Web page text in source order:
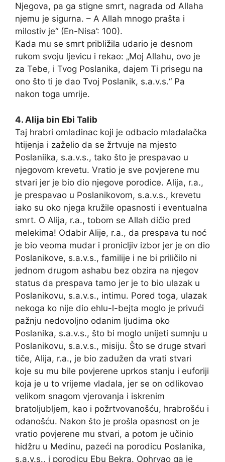
Njegova, pa ga stigne smrt, nagrada od Allaha
njemu je sigurna. – A Allah mnogo prašta i
milostiv je“ (En-Nisa’: 100).
Kada mu se smrt približila udario je desnom
rukom svoju ljevicu i rekao: „Moj Allahu, ovo je
za Tebe, i Tvog Poslanika, dajem Ti prisegu na
ono što ti je dao Tvoj Poslanik, s.a.v.s.“ Pa
nakon toga umrije.
4. Alija bin Ebi Talib
Taj hrabri omladinac koji je odbacio mladalačka
htijenja i zaželio da se žrtvuje na mjesto
Poslaniika, s.a.v.s., tako što je prespavao u
njegovom krevetu. Vratio je sve povjerene mu
stvari jer je bio dio njegove porodice. Alija, r.a.,
je prespavao u Poslanikovom, s.a.v.s., krevetu
iako su oko njega kružile opasnosti i eventualna
smrt. O Alija, r.a., tobom se Allah dičio pred
melekima! Odabir Alije, r.a., da prespava tu noć
je bio veoma mudar i pronicljiv izbor jer je on dio
Poslanikove, s.a.v.s., familije i ne bi priličilo ni
jednom drugom ashabu bez obzira na njegov
status da prespava tamo jer je to bio ulazak u
Poslanikovu, s.a.v.s., intimu. Pored toga, ulazak
nekoga ko nije dio ehlu-l-bejta moglo je privući
pažnju nedovoljno odanim ljudima oko
Poslanika, s.a.v.s., što bi moglo unijeti sumnju u
Poslanikovu, s.a.v.s., misiju. Što se druge stvari
tiče, Alija, r.a., je bio zadužen da vrati stvari
koje su mu bile povjerene uprkos stanju i euforiji
koja je u to vrijeme vladala, jer se on odlikovao
velikom snagom vjerovanja i iskrenim
bratoljubljem, kao i požrtvovanošću, hrabrošću i
odanošću. Nakon što je prošla opasnost on je
vratio povjerene mu stvari, a potom je učinio
hidžru u Medinu, pazeći na porodicu Poslanika,
s.a.v.s., i porodicu Ebu Bekra. Ophrvao ga je